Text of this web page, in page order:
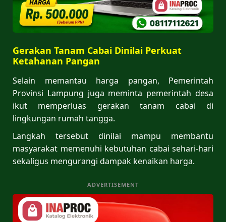
Gerakan Tanam Cabai Dinilai Perkuat
Ketahanan Pangan
Selain memantau harga pangan, Pemerintah
Provinsi Lampung juga meminta pemerintah desa
ikut memperluas gerakan tanam cabai di
lingkungan rumah tangga.
Langkah tersebut dinilai mampu membantu
masyarakat memenuhi kebutuhan cabai sehari-hari
sekaligus mengurangi dampak kenaikan harga.
ADVERTISEMENT